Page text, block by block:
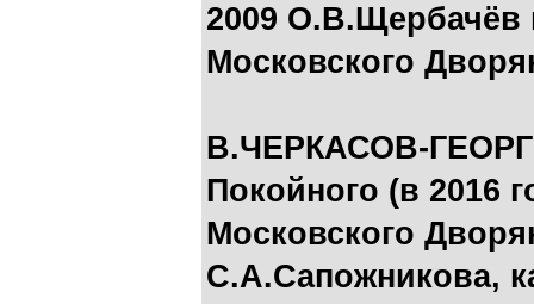
2009 О.В.Щербачёв
Московского
В.ЧЕРКАСОВ-
Покойного (в 2016
Московского
С.А.Сапожникова,